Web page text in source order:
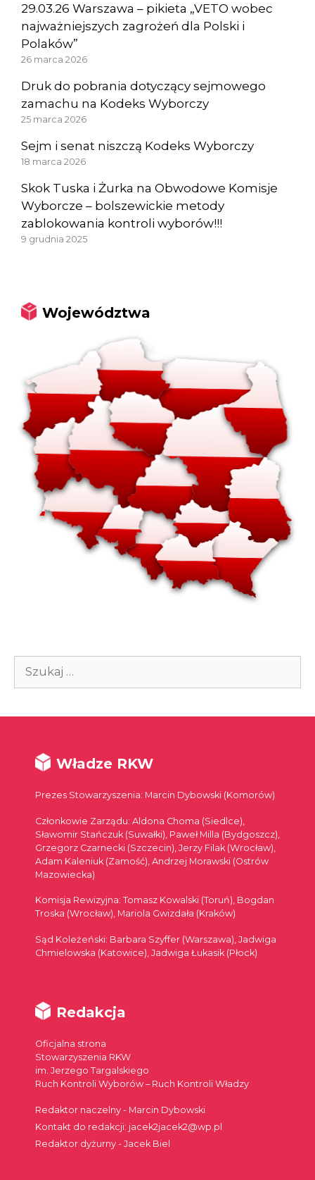
29.03.26 Warszawa – pikieta „VETO wobec
najważniejszych zagrożeń dla Polski i
Polaków”
26 marca 2026
Druk do pobrania dotyczący sejmowego
zamachu na Kodeks Wyborczy
25 marca 2026
Sejm i senat niszczą Kodeks Wyborczy
18 marca 2026
Skok Tuska i Żurka na Obwodowe Komisje
Wyborcze – bolszewickie metody
zablokowania kontroli wyborów!!!
9 grudnia 2025
Województwa
Szukaj:
Władze RKW
Prezes Stowarzyszenia: Marcin Dybowski (Komorów)
Członkowie Zarządu: Aldona Choma (Siedlce),
Sławomir Stańczuk (Suwałki), Paweł Milla (Bydgoszcz),
Grzegorz Czarnecki (Szczecin), Jerzy Filak (Wrocław),
Adam Kaleniuk (Zamość), Andrzej Morawski (Ostrów
Mazowiecka)
Komisja Rewizyjna: Tomasz Kowalski (Toruń), Bogdan
Troska (Wrocław), Mariola Gwizdała (Kraków)
Sąd Koleżeński: Barbara Szyffer (Warszawa), Jadwiga
Chmielowska (Katowice), Jadwiga Łukasik (Płock)
Redakcja
Oficjalna strona
Stowarzyszenia RKW
im. Jerzego Targalskiego
Ruch Kontroli Wyborów – Ruch Kontroli Władzy
Redaktor naczelny - Marcin Dybowski
Kontakt do redakcji: jacek2jacek2@wp.pl
Redaktor dyżurny - Jacek Biel